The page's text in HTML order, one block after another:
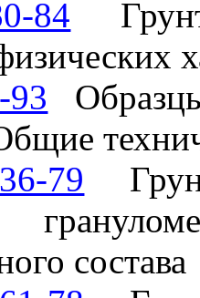
84
79
состава